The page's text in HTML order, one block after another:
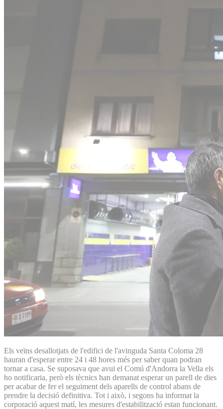
Els veïns desallotjats de l'edifici de l'avinguda Santa Coloma 28
hauran d'esperar entre 24 i 48 hores més per saber quan podran
tornar a casa. Se suposava que avui el Comú d'Andorra la Vella els
ho notificaria, però els tècnics han demanat esperar un parell de dies
per acabar de fer el seguiment dels aparells de control abans de
prendre la decisió definitiva. Tot i això, i segons ha informat la
corporació aquest matí, les mesures d'estabilització estan funcionant.